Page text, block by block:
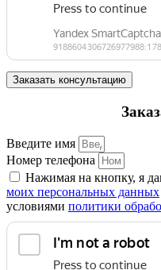
Заказать консультацию
Введите имя
Номер телефона
Нажимая на кнопку, я
моих персональных данных
условиями политики